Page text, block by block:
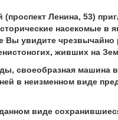
Ленина, 53)
насекомые в
увидите чрезвычайно
живших на
своеобразная машина
в неизменном виде
виде